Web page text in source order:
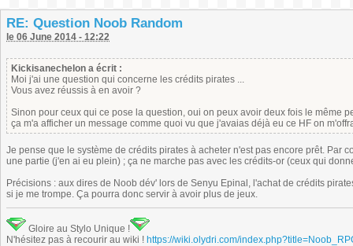
RE: Question Noob Random
le 06 June 2014 - 12:22
Kickisanechelon a écrit :
Moi j'ai une question qui concerne les crédits pirates ...
Vous avez réussis à en avoir ?
Sinon pour ceux qui ce pose la question, oui on peux avoir deux fois le même
ça m'a afficher un message comme quoi vu que j'avaias déjà eu ce HF on
Je pense que le système de crédits pirates à acheter n'est pas encore prêt. Par
une partie (j'en ai eu plein) ; ça ne marche pas avec les crédits-or (ceux qui
Précisions : aux dires de Noob dév' lors de Senyu Epinal, l'achat de crédits
si je me trompe. Ça pourra donc servir à avoir plus de jeux.
Gloire au Stylo Unique !
N'hésitez pas à recourir au wiki ! https://wiki.olydri.com/